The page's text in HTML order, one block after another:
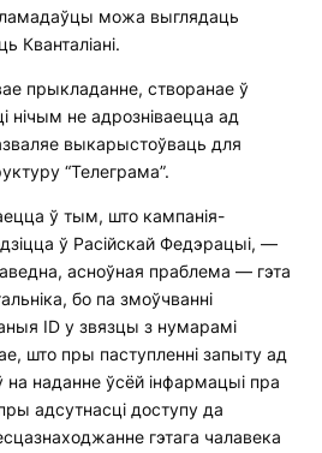
можа выглядаць
Кванталіані.
прыкладанне, створанае ў
нічым не адрозніваецца ад
выкарыстоўваць для
“Телеграма”.
ў тым, што кампанія-
ў Расійскай Федэрацыі, —
асноўная праблема — гэта
бо па змоўчванні
ID у звязцы з нумарамі
што пры паступленні запыту ад
наданне ўсёй інфармацыі пра
адсутнасці доступу да
гэтага чалавека